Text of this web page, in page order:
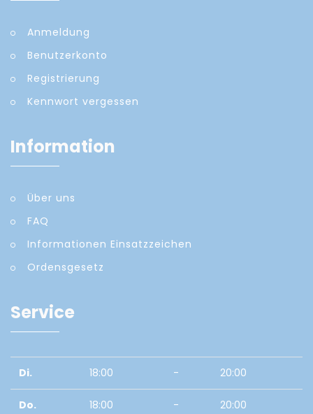
Anmeldung
Benutzerkonto
Registrierung
Kennwort vergessen
Information
Über uns
FAQ
Informationen Einsatzzeichen
Ordensgesetz
Service
Di. 18:00 - 20:00
Do. 18:00 - 20:00